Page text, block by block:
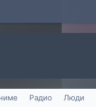
Радио Люди